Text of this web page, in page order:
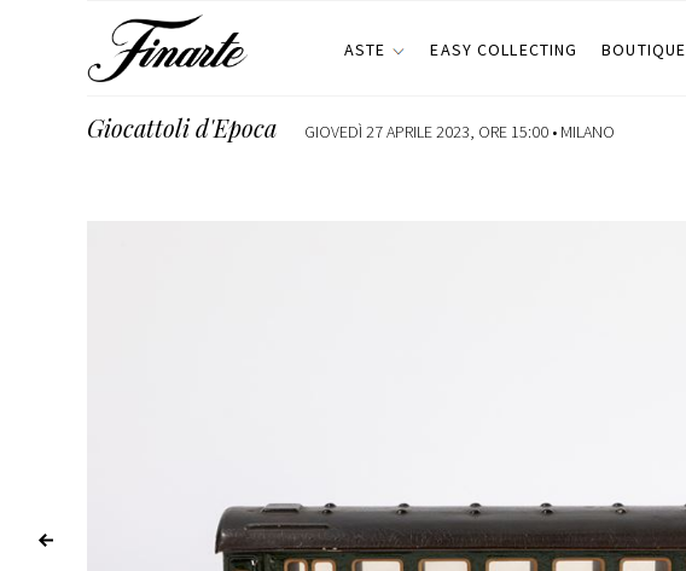
ASTE EASY COLLECTING BOUTIQUE
Giocattoli d'Epoca GIOVEDÌ 27 APRILE 2023, ORE 15:00 • MILANO